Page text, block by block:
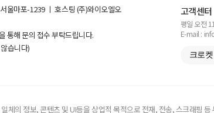
울마포-1239 ㅣ 호스팅 (주)와이오엘오
통해 문의 접수 부탁드립니다.
습니다)
고객센터
평일 오전
E-mail :
크로
체의 정보, 콘텐츠 및 UI등을 상업적 목적으로 전재, 전송, 스크래핑 등